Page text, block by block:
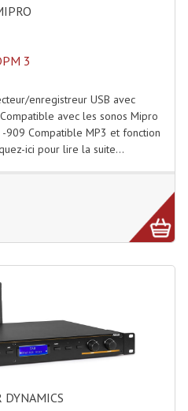
3
enregistreur USB avec
avec les sonos Mipro
909 Compatible MP3 et fonction
ici pour lire la suite...
DYNAMICS